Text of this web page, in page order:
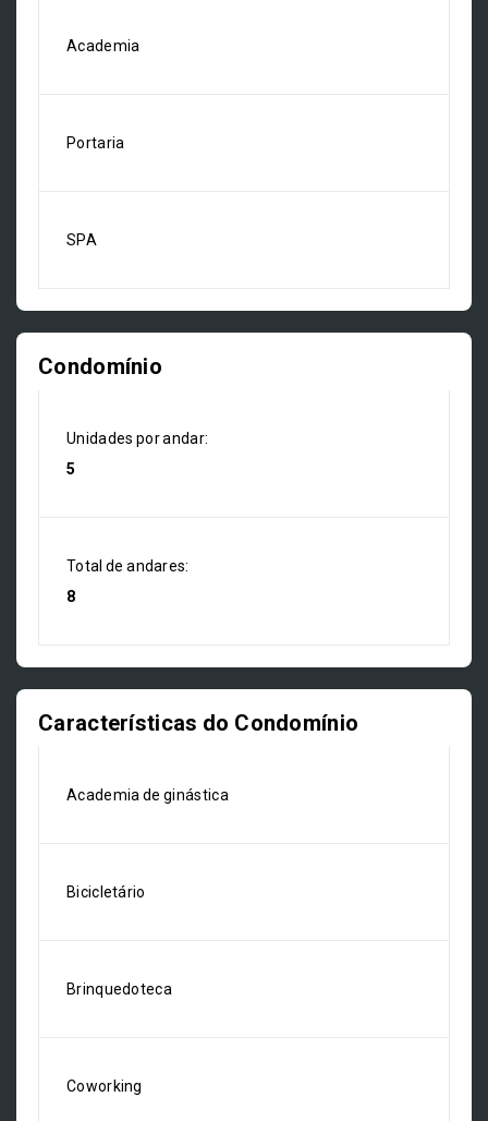
Academia
Portaria
SPA
Condomínio
Unidades por andar:
5
Total de andares:
8
Características do Condomínio
Academia de ginástica
Bicicletário
Brinquedoteca
Coworking